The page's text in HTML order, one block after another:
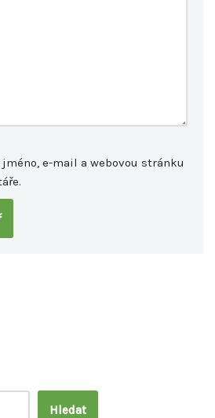
e-mail a webovou stránku
Hledat